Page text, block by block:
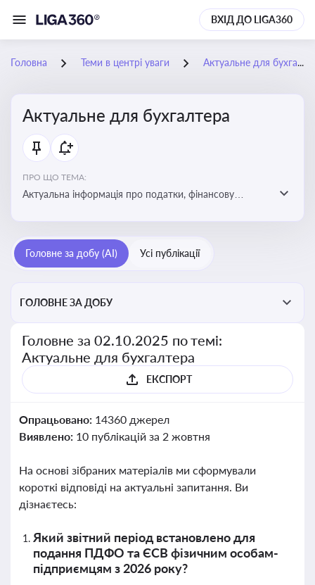
ВХІД ДО LIGA360
Головна Теми в центрі уваги Актуальне для бухгалтера
Актуальне для бухгалтера
ПРО ЩО ТЕМА:
Актуальна інформація про податки, фінансову
підприємств
Головне за добу (AI) Усі публікації
ГОЛОВНЕ ЗА ДОБУ
Головне за 02.10.2025 по темі:
Актуальне для бухгалтера
ЕКСПОРТ
Опрацьовано: 14360 джерел
Виявлено: 10 публікацій за 2 жовтня
На основі зібраних матеріалів ми сформували
короткі відповіді на актуальні запитання. Ви
дізнаєтесь:
Який звітний період встановлено для
подання ПДФО та ЄСВ фізичним особам-
підприємцям з 2026 року?